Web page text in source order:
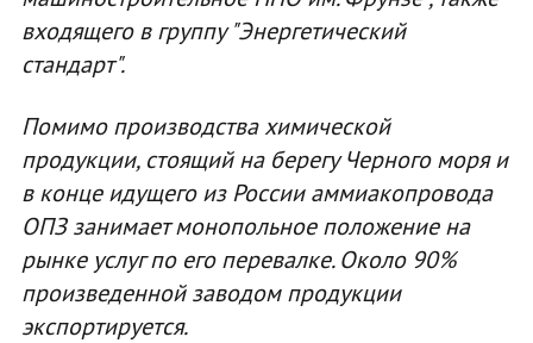
входящего в группу "Энергетический
стандарт".
Помимо производства химической
продукции, стоящий на берегу Черного моря и
в конце идущего из России аммиакопровода
ОПЗ занимает монопольное положение на
рынке услуг по его перевалке. Около 90%
произведенной заводом продукции
экспортируется.